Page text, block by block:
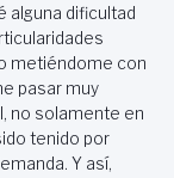
alguna dificultad
metiéndome con
pasar muy
no solamente en
tenido por
Y así,